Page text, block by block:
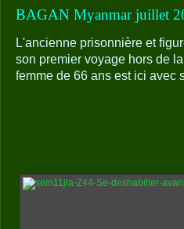
BAGAN Myanmar juillet
L'ancienne prisonnière et
son premier voyage hors de
femme de 66 ans est ici avec